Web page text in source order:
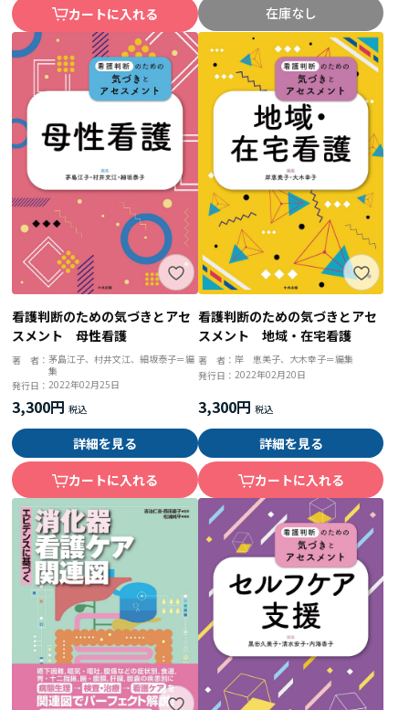
カートに入れる 在庫なし
看護判断のための気づきとアセ
スメント 母性看護
著 者：茅島江子、村井文江、細坂泰子＝編
集
発行日：2022年02月25日
3,300円
詳細を見る
カートに入れる
看護判断のための気づきとアセ
スメント 地域・在宅看護
著 者： 岸 恵美子、大木幸子＝編集
発行日： 2022年02月20日
3,300円
詳細を見る
カートに入れる